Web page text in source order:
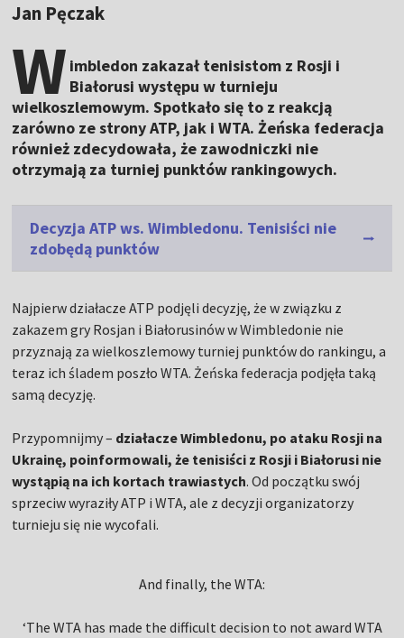
Jan Pęczak
W imbledon zakazał tenisistom z Rosji i
Białorusi występu w turnieju
wielkoszlemowym. Spotkało się to z reakcją
zarówno ze strony ATP, jak i WTA. Żeńska federacja
również zdecydowała, że zawodniczki nie
otrzymają za turniej punktów rankingowych.
Decyzja ATP ws. Wimbledonu. Tenisiści nie
zdobędą punktów
Najpierw działacze ATP podjęli decyzję, że w związku z
zakazem gry Rosjan i Białorusinów w Wimbledonie nie
przyznają za wielkoszlemowy turniej punktów do rankingu, a
teraz ich śladem poszło WTA. Żeńska federacja podjęła taką
samą decyzję.
Przypomnijmy – działacze Wimbledonu, po ataku Rosji na
Ukrainę, poinformowali, że tenisiści z Rosji i Białorusi nie
wystąpią na ich kortach trawiastych. Od początku swój
sprzeciw wyraziły ATP i WTA, ale z decyzji organizatorzy
turnieju się nie wycofali.
And finally, the WTA:
‘The WTA has made the difficult decision to not award WTA